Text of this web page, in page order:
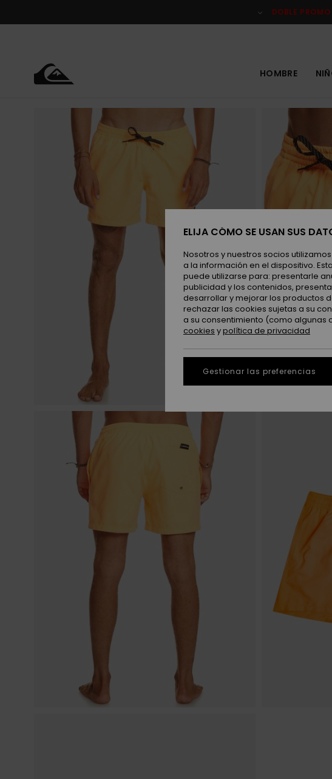
del
DOBLE PROMO
HOMBRE
ELIJA CÓMO SE USAN SUS
Nosotros y nuestros socios
a la información en el dispositivo.
puede utilizarse para: presentarle
publicidad y los contenidos,
desarrollar y mejorar los productos
rechazar las cookies sujetas a su
a su consentimiento (como algunas
cookies ypolítica de privacidad
Gestionar las preferencias